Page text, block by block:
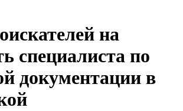
на
специалиста по
документации в